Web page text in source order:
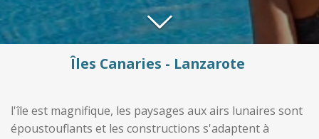
Îles Canaries - Lanzarote
l'île est magnifique, les paysages aux airs lunaires sont
époustouflants et les constructions s'adaptent à